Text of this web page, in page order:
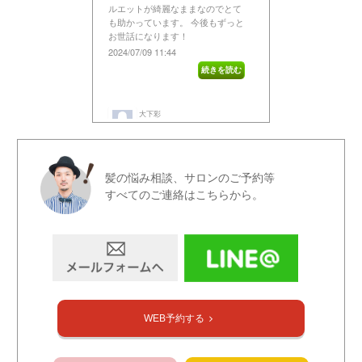
髪の悩み相談、サロンのご予約等
すべてのご連絡はこちらから。
WEB予約する